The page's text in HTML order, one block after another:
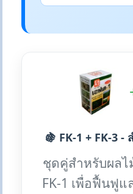
🍇 FK-1 + FK-3
ชุดคู่สำหรับผล
FK-1 เพื่อฟื้นฟูแ